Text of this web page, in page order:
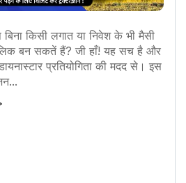
किसी लगात या निवेश के भी मैसी
बन सकतें हैं? जी हाँ! यह सच है और
प्रतियोगिता की मदद से। इस